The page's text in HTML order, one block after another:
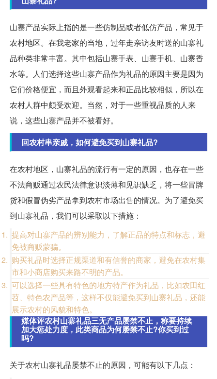
山寨产品实际上指的是一些仿制品或者低仿产品，常见于
农村地区。在我老家的当地，过年走亲访友时送的山寨礼
品种类非常丰富。其中包括山寨手表、山寨手机、山寨香
水等。人们选择这些山寨产品作为礼品的原因主要是因为
它们价格便宜，而且外观看起来和正品比较相似，所以在
农村人群中颇受欢迎。当然，对于一些重视品质的人来
说，这些山寨产品并不被看好。
回农村串亲戚，如何避免买到山寨礼品?
在农村地区，山寨礼品的流行有一定的原因，也存在一些
不法商贩通过农民法律意识淡薄和见识缺乏，将一些冒牌
货和假冒伪劣产品拿到农村市场出售的情况。为了避免买
到山寨礼品，我们可以采取以下措施：
提高对山寨产品的辨别能力，了解正品的特点和标志，避
免被商贩蒙骗。
购买礼品时选择正规渠道和有信誉的商家，避免在农村集
市和小商店购买来路不明的产品。
可以选择一些具有特色的地方特产作为礼品，比如农田红
苕、特色农产品等，这样不仅能避免买到山寨礼品，还能
展示农村的风貌和特色。
媒体评农村山寨礼品三无产品屡禁不止，称要持续
加大惩处力度，此类商品为何屡禁不止?你买到过
吗?
关于农村山寨礼品屡禁不止的原因，可能有以下几点：